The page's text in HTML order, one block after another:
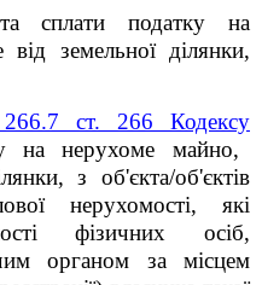
сплати податку на
земельної ділянки,
ст. 266 Кодексу
на нерухоме майно,
з об'єкта/об'єктів
нерухомості, які
фізичних осіб,
органом за місцем